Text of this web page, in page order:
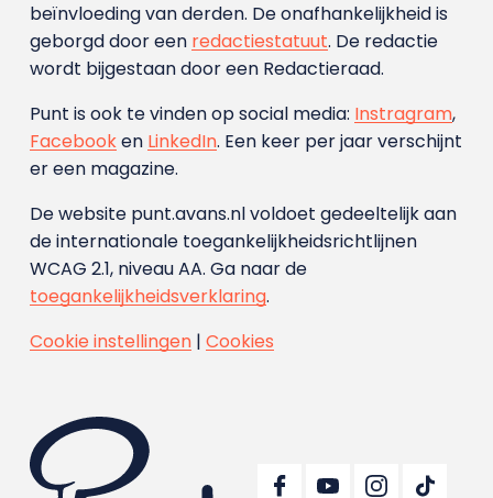
beïnvloeding van derden. De onafhankelijkheid is
geborgd door een redactiestatuut. De redactie
wordt bijgestaan door een Redactieraad.
Punt is ook te vinden op social media: Instragram,
Facebooken LinkedIn. Een keer per jaar verschijnt
er een magazine.
De website punt.avans.nl voldoet gedeeltelijk aan
de internationale toegankelijkheidsrichtlijnen
WCAG 2.1, niveau AA. Ga naar de
toegankelijkheidsverklaring.
Cookie instellingen| Cookies